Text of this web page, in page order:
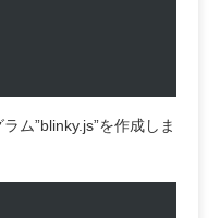
ム”blinky.js”を作成しま